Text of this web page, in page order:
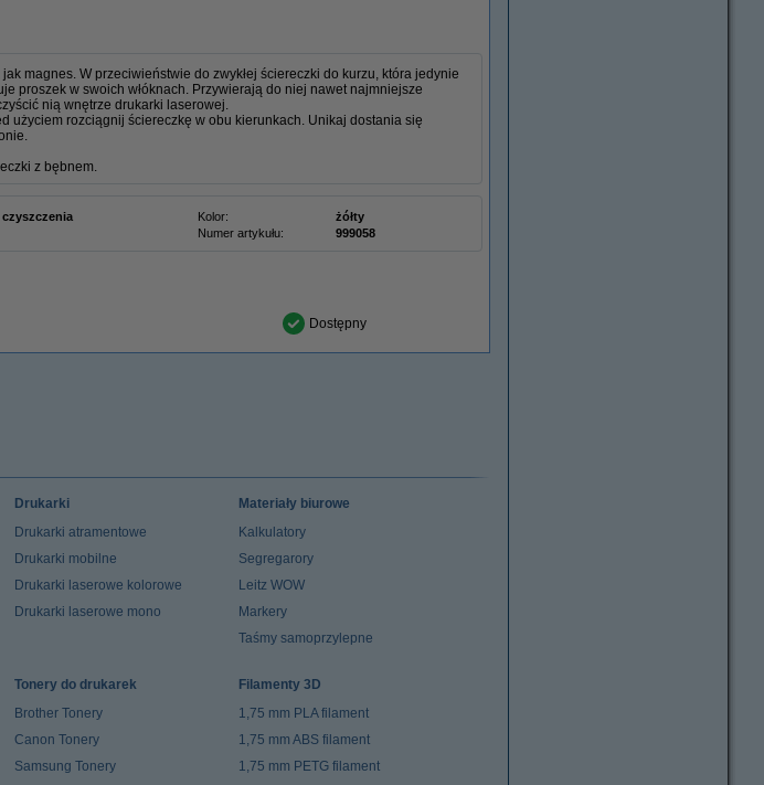
magnes. W przeciwieństwie do zwykłej ściereczki do kurzu, która jedynie
proszek w swoich włóknach. Przywierają do niej nawet najmniejsze
nią wnętrze drukarki laserowej.
użyciem rozciągnij ściereczkę w obu kierunkach. Unikaj dostania się
z bębnem.
Kolor:
żółty
Numer artykułu: 999058
Dostępny
Drukarki
Drukarki atramentowe
Drukarki mobilne
Drukarki laserowe kolorowe
Drukarki laserowe mono
Materiały biurowe
Kalkulatory
Segregarory
Leitz WOW
Markery
Taśmy samoprzylepne
Tonery do drukarek
Brother Tonery
Canon Tonery
Samsung Tonery
Filamenty 3D
1,75 mm PLA filament
1,75 mm ABS filament
1,75 mm PETG filament